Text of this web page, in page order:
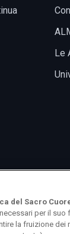
Le
del Sacro
per il suo
la fruizione dei